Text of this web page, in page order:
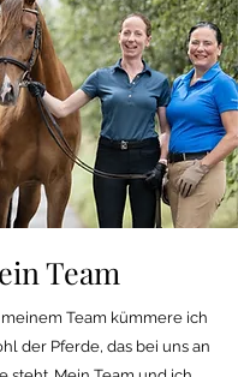
Team
Team kümmere ich
der Pferde, das bei uns an